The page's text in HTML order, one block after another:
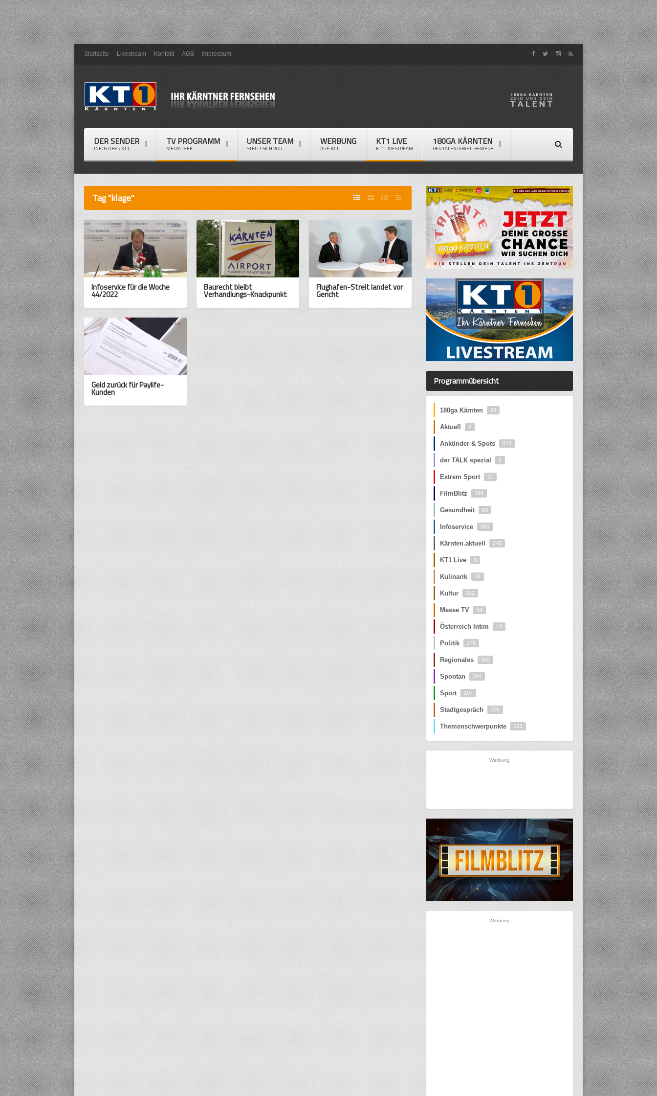
Startseite Livestream Kontakt AGB Impressum
DER SENDER
INFOS ÜBER KT1
TV PROGRAMM
MEDIATHEK
UNSER TEAM
STELLT SICH VOR
WERBUNG
AUF KT1
KT1 LIVE
KT1 LIVESTREAM
180GA KÄRNTEN
DER TALENTEWETTBEWERB
Tag "klage"
Infoservice für die Woche
44/2022
Baurecht bleibt
Verhandlungs-Knackpunkt
Flughafen-Streit landet vor
Gericht
Geld zurück für Paylife-
Kunden
Programmübersicht
180ga Kärnten 68
Aktuell 6
Ankünder & Spots 418
der TALK spezial 1
Extrem Sport 21
FilmBlitz 194
Gesundheit 63
Infoservice 560
Kärnten.aktuell 245
KT1 Live 3
Kulinarik 36
Kultur 122
Messe TV 94
Österreich Intim 14
Politik 278
Regionales 942
Spontan 204
Sport 107
Stadtgespräch 300
Themenschwerpunkte 212
Werbung
Werbung